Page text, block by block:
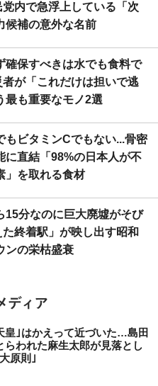
党内で急浮上している「次
候補の意外な名前
確保すべきは水でも食料で
者が「これだけは担いで逃
最も重要なモノ2選
もビタミンCでもない...骨密
に直結「98%の日本人が不
」を取れる食材
15分なのに巨大廃墟がそび
た終着駅」が映し出す昭和
ンの栄枯盛衰
皇｣はかえって近づいた…島田
らわれた麻生太郎が見落とし
原則｣